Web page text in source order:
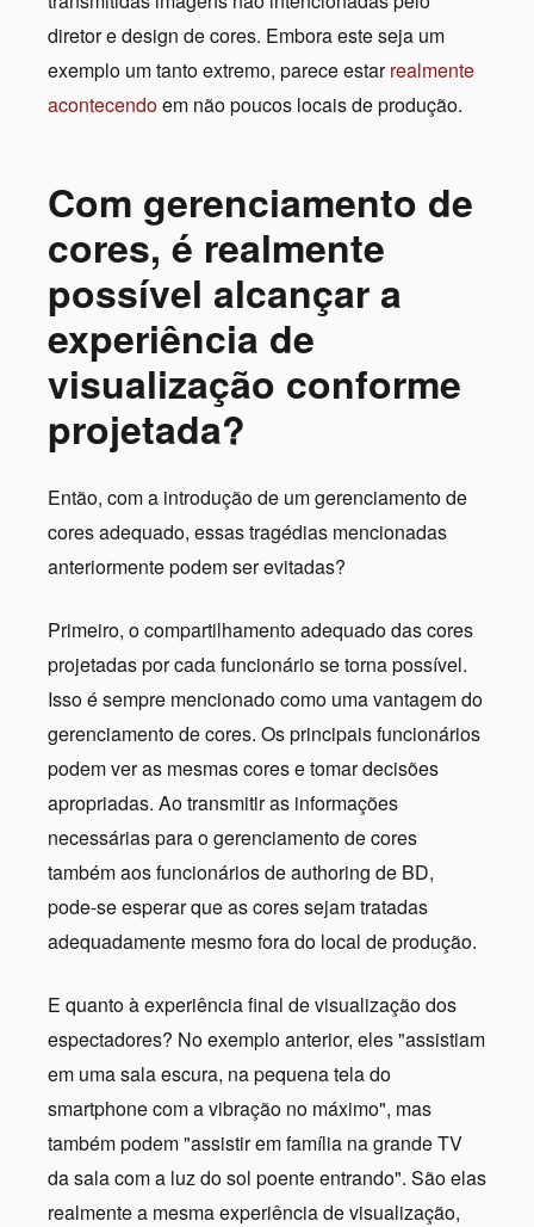
diretor e design de cores. Embora este seja um
exemplo um tanto extremo, parece estarrealmente
acontecendoem não poucos locais de produção.
Com gerenciamento de
cores, é realmente
possível alcançar a
experiência de
visualização conforme
projetada?
Então, com a introdução de um gerenciamento de
cores adequado, essas tragédias mencionadas
anteriormente podem ser evitadas?
Primeiro, o compartilhamento adequado das cores
projetadas por cada funcionário se torna possível.
Isso é sempre mencionado como uma vantagem do
gerenciamento de cores. Os principais funcionários
podem ver as mesmas cores e tomar decisões
apropriadas. Ao transmitir as informações
necessárias para o gerenciamento de cores
também aos funcionários de authoring de BD,
pode-se esperar que as cores sejam tratadas
adequadamente mesmo fora do local de produção.
E quanto à experiência final de visualização dos
espectadores? No exemplo anterior, eles "assistiam
em uma sala escura, na pequena tela do
smartphone com a vibração no máximo", mas
também podem "assistir em família na grande TV
da sala com a luz do sol poente entrando". São elas
realmente a mesma experiência de visualização,